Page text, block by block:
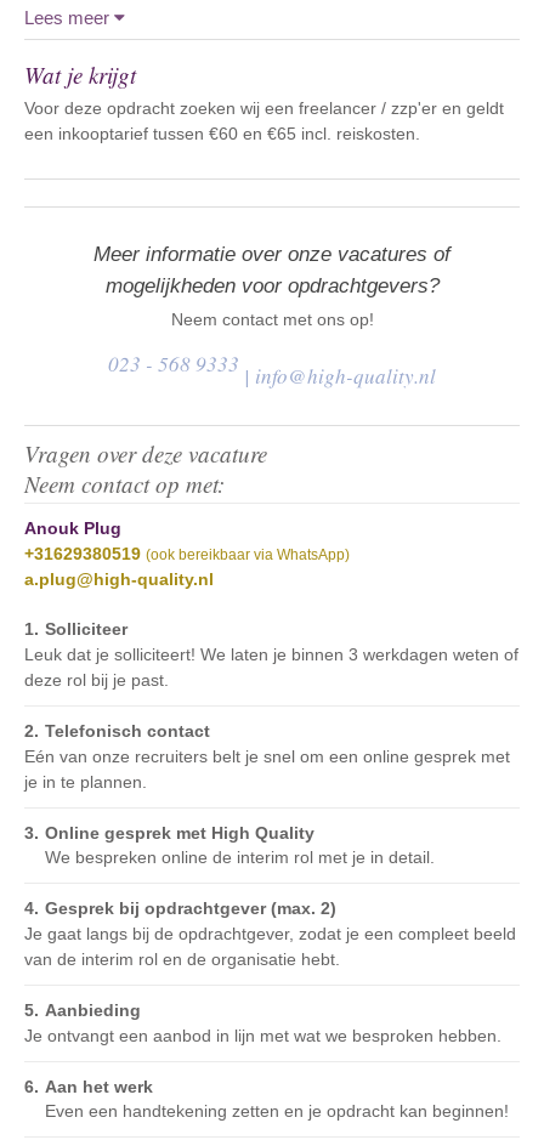
Vragen over deze vacature
Neem contact op met:
Anouk Plug
+31629380519 (ook bereikbaar via WhatsApp)
a.plug@high-quality.nl
Solliciteer
Leuk dat je solliciteert! We laten je binnen 3 werkdagen weten of
deze rol bij je past.
Telefonisch contact
Eén van onze recruiters belt je snel om een online gesprek met
je in te plannen.
Online gesprek met High Quality
We bespreken online de interim rol met je in detail.
Gesprek bij opdrachtgever (max. 2)
Je gaat langs bij de opdrachtgever, zodat je een compleet beeld
van de interim rol en de organisatie hebt.
Aanbieding
Je ontvangt een aanbod in lijn met wat we besproken hebben.
Aan het werk
Even een handtekening zetten en je opdracht kan beginnen!
Lees meer
Wat je krijgt
Voor deze opdracht zoeken wij een freelancer / zzp'er en geldt
een inkooptarief tussen €60 en €65 incl. reiskosten.
Meer informatie over onze vacatures of
mogelijkheden voor opdrachtgevers?
Neem contact met ons op!
023 - 568 9333 | info@high-quality.nl